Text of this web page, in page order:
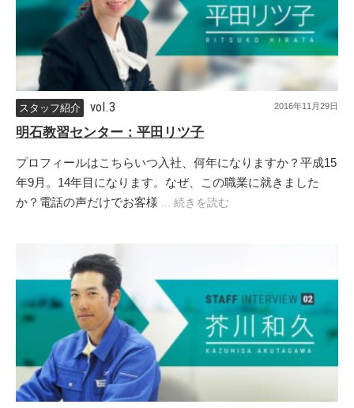
スタッフ紹介 vol.3 2016年11月29日
明石教習センター：平田リツ子
プロフィールはこちらいつ入社、何年になりますか？平成15
年9月。14年目になります。なぜ、この職業に就きました
か？電話の声だけでお客様 ... 続きを読む